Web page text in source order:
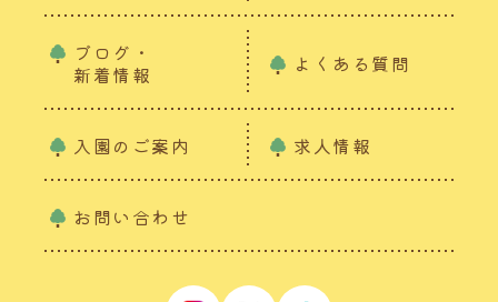
ブログ・
新着情報
よくある質問
入園のご案内 求人情報
お問い合わせ